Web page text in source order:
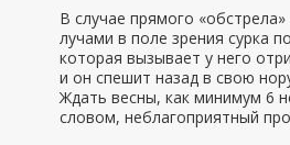
В случае прямого
лучами в поле зрения сурка
которая вызывает у него
и он спешит назад в свою
Ждать весны, как минимум 6
словом, неблагоприятный